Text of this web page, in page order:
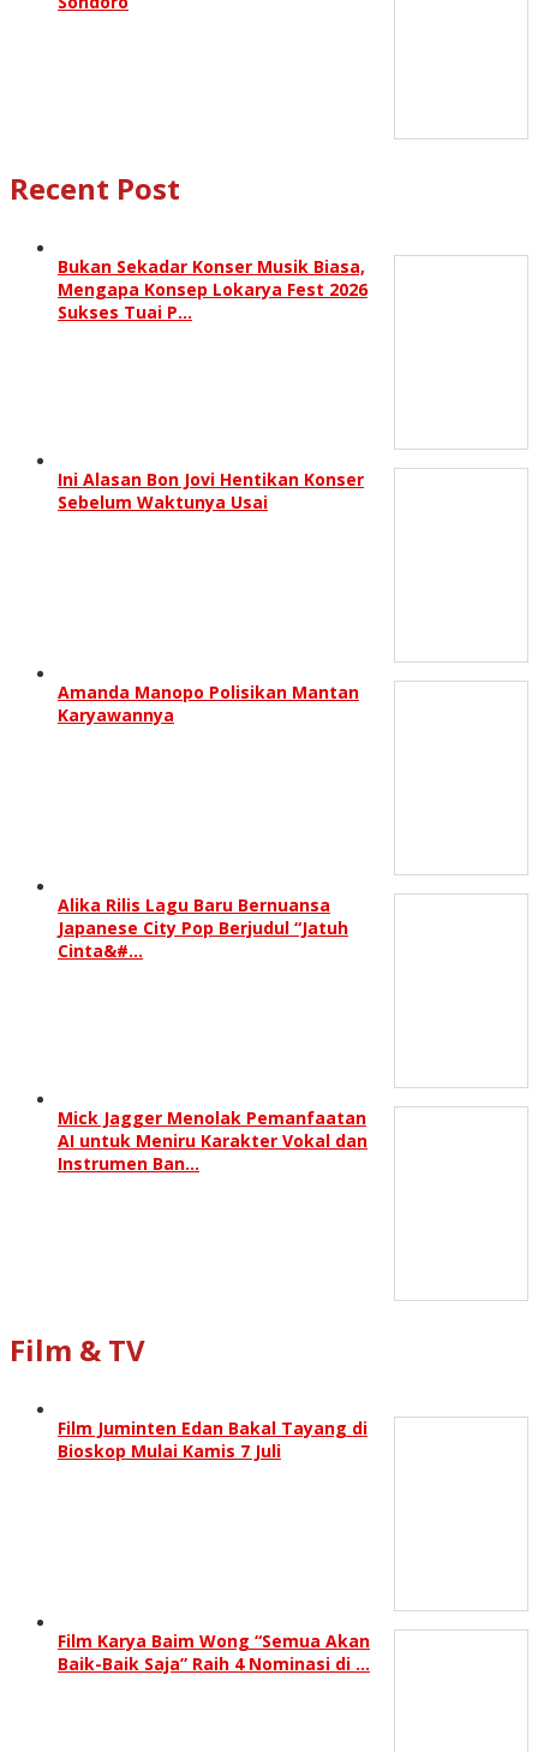
Recent Post
Bukan Sekadar Konser Musik Biasa,
Mengapa Konsep Lokarya Fest 2026
Sukses Tuai P…
Ini Alasan Bon Jovi Hentikan Konser
Sebelum Waktunya Usai
Amanda Manopo Polisikan Mantan
Karyawannya
Alika Rilis Lagu Baru Bernuansa
Japanese City Pop Berjudul “Jatuh
Cinta&#…
Mick Jagger Menolak Pemanfaatan
AI untuk Meniru Karakter Vokal dan
Instrumen Ban…
Film & TV
Film Juminten Edan Bakal Tayang di
Bioskop Mulai Kamis 7 Juli
Film Karya Baim Wong “Semua Akan
Baik-Baik Saja” Raih 4 Nominasi di …